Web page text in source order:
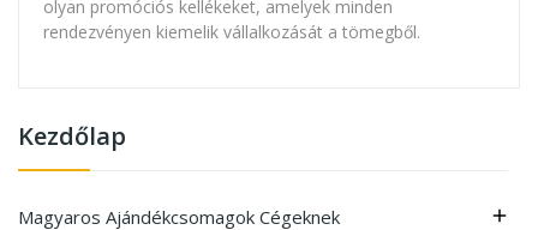
Kezdőlap
Magyaros Ajándékcsomagok Cégeknek 
olyan promóciós kellékeket, amelyek minden
rendezvényen kiemelik vállalkozását a tömegből.